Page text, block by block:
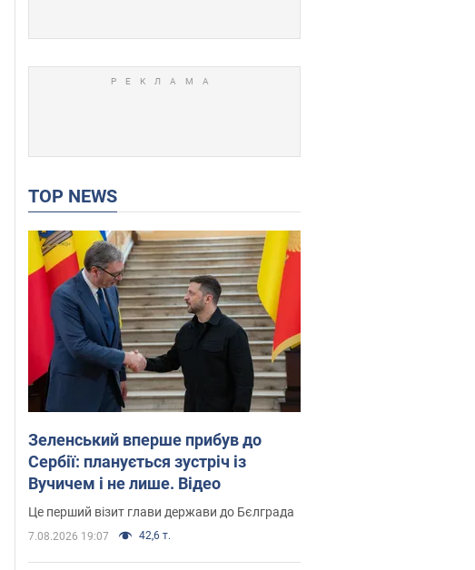
TOP NEWS
Зеленський вперше прибув до
Сербії: планується зустріч із
Вучичем і не лише. Відео
Це перший візит глави держави до Бєлграда
7.08.2026 19:07 42,6 т.